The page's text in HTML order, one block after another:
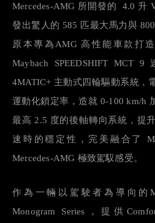
Mercedes-AMG 所開發的 4.0 升
發出驚人的 585 匹最大馬力與 800
原本專為 AMG高性能車款打
Maybach SPEEDSHIFT MCT 9
4MATIC+ 主動式四輪驅動系統，
運動化鎖定率，造就 0-100 km/h
最高 2.5 度的後軸轉向系統，提
速時的穩定性，完美融合了
Mercedes-AMG 極致駕馭感受。
作為一輛以駕駛者為導向的
Monogram Series ，提供